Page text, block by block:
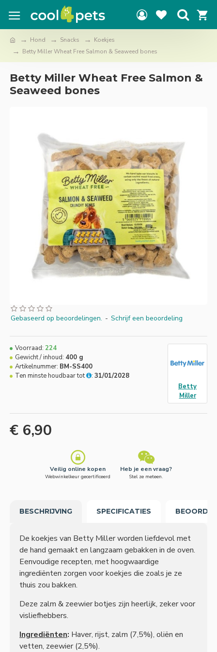
Hond Snacks
Koekjes
Betty Miller Wheat Free Salmon & Seaweed bones
Betty Miller Wheat Free Salmon &
Seaweed bones
Gebaseerd op beoordelingen. - Schrijf een beoordeling
€ 6,90
Voorraad: 224
Gewicht / inhoud: 400 g
Artikelnummer: BM-SS400
Ten minste houdbaar tot
: 31/01/2028
Betty
Miller
Veilig online kopen
Webwinkelkeur gecertificeerd
Heb je een vraag?
Stel ze meteen.
BESCHRIJVING SPECIFICATIES
De koekjes van Betty Miller worden liefdevol met
de hand gemaakt en langzaam gebakken in de oven.
Eenvoudige recepten, met hoogwaardige
ingrediënten zorgen voor koekjes die zoals je ze
thuis zou bakken.
Deze zalm & zeewier botjes zijn heerlijk, zeker voor
visliefhebbers.
Ingrediënten: Haver, rijst, zalm (7,5%), oliën en
vetten, zeewier (2,5%).